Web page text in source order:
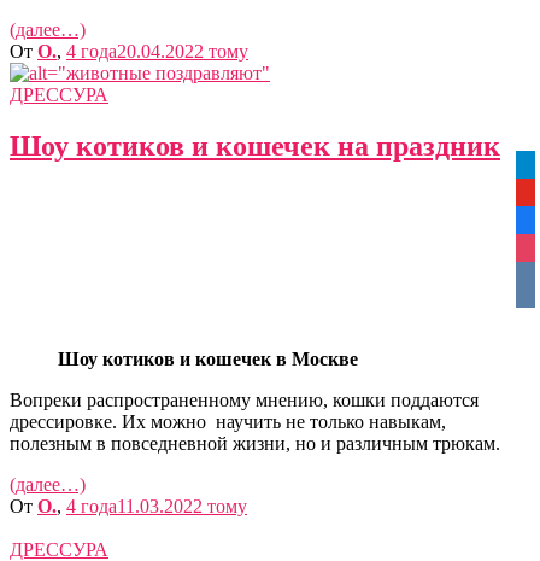
(далее…)
От O., 4 года20.04.2022 тому
ДРЕССУРА
Шоу котиков и кошечек на праздник
Шоу котиков и кошечек в Москве
Вопреки распространенному мнению, кошки поддаются
дрессировке. Их можно научить не только навыкам,
полезным в повседневной жизни, но и различным трюкам.
(далее…)
От O., 4 года11.03.2022 тому
ДРЕССУРА